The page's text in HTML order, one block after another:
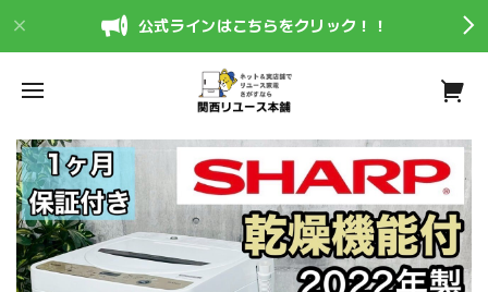
公式ラインはこちらをクリック！！